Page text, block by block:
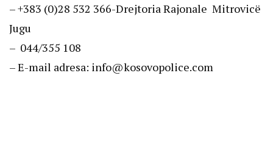
–+383 (0)28 532 366-Drejtoria Rajonale Mitrovicë
Jugu
– 044/355 108
– E-mail adresa: info@kosovopolice.com